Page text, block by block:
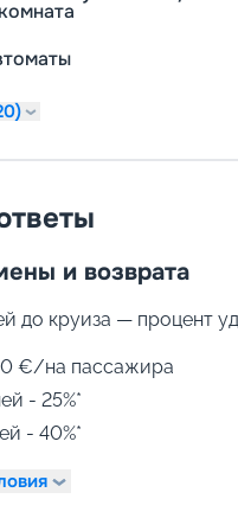
и международной
запросу возможно
кошерных блюд. 12
кафе-мороженое и
на открытой палубе.
на лайнере
– это каскад
барами,
центр MSC Aurea Spa;
Theatre;
Club;
с выступлениями
и возврата
до круиза — процент
€/на пассажира
- 25%*
- 40%*